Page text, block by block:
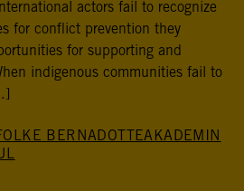
actors fail to recognize
for conflict prevention they
for supporting and
indigenous communities fail to
BERNADOTTEAKADEMIN